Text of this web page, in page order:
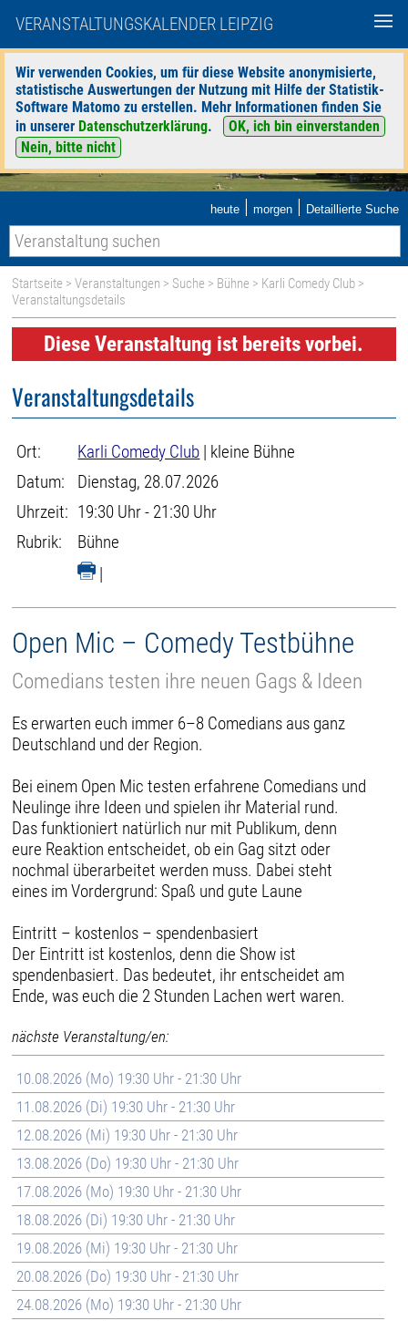
VERANSTALTUNGSKALENDER LEIPZIG
Wir verwenden Cookies, um für diese Website anonymisierte,
statistische Auswertungen der Nutzung mit Hilfe der Statistik-
Software Matomo zu erstellen. Mehr Informationen finden Sie
in unserer Datenschutzerklärung.
OK, ich bin einverstanden
Nein, bitte nicht
heute | morgen | Detaillierte Suche
Startseite >Veranstaltungen > Suche > Bühne > Karli Comedy Club >
Veranstaltungsdetails
Diese Veranstaltung ist bereits vorbei.
Veranstaltungsdetails
Ort: Karli Comedy Club | kleine Bühne
Datum:
Dienstag, 28.07.2026
Uhrzeit: 19:30 Uhr - 21:30 Uhr
Rubrik:
Bühne
|
Open Mic – Comedy Testbühne
Comedians testen ihre neuen Gags & Ideen
Es erwarten euch immer 6–8 Comedians aus ganz
Deutschland und der Region.
Bei einem Open Mic testen erfahrene Comedians und
Neulinge ihre Ideen und spielen ihr Material rund.
Das funktioniert natürlich nur mit Publikum, denn
eure Reaktion entscheidet, ob ein Gag sitzt oder
nochmal überarbeitet werden muss. Dabei steht
eines im Vordergrund: Spaß und gute Laune
Eintritt – kostenlos – spendenbasiert
Der Eintritt ist kostenlos, denn die Show ist
spendenbasiert. Das bedeutet, ihr entscheidet am
Ende, was euch die 2 Stunden Lachen wert waren.
nächste Veranstaltung/en:
10.08.2026 (Mo) 19:30 Uhr - 21:30 Uhr
11.08.2026 (Di) 19:30 Uhr - 21:30 Uhr
12.08.2026 (Mi) 19:30 Uhr - 21:30 Uhr
13.08.2026 (Do) 19:30 Uhr - 21:30 Uhr
17.08.2026 (Mo) 19:30 Uhr - 21:30 Uhr
18.08.2026 (Di) 19:30 Uhr - 21:30 Uhr
19.08.2026 (Mi) 19:30 Uhr - 21:30 Uhr
20.08.2026 (Do) 19:30 Uhr - 21:30 Uhr
24.08.2026 (Mo) 19:30 Uhr - 21:30 Uhr